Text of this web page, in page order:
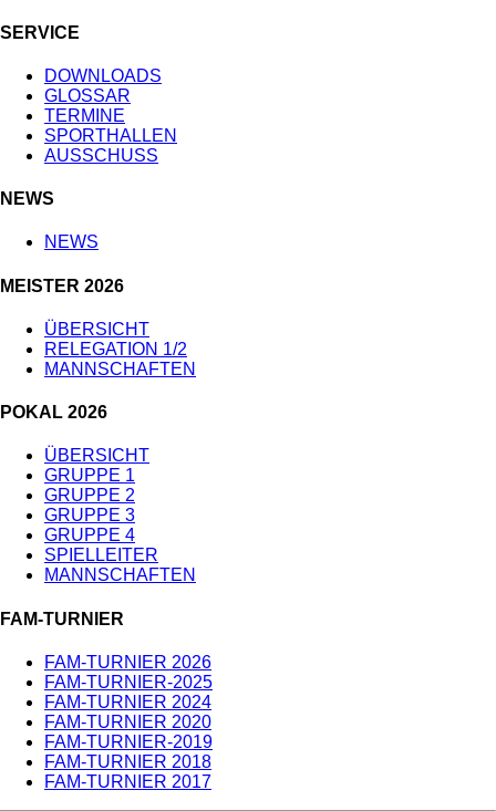
SERVICE
DOWNLOADS
GLOSSAR
TERMINE
SPORTHALLEN
AUSSCHUSS
NEWS
NEWS
MEISTER 2026
ÜBERSICHT
RELEGATION 1/2
MANNSCHAFTEN
POKAL 2026
ÜBERSICHT
GRUPPE 1
GRUPPE 2
GRUPPE 3
GRUPPE 4
SPIELLEITER
MANNSCHAFTEN
FAM-TURNIER
FAM-TURNIER 2026
FAM-TURNIER-2025
FAM-TURNIER 2024
FAM-TURNIER 2020
FAM-TURNIER-2019
FAM-TURNIER 2018
FAM-TURNIER 2017